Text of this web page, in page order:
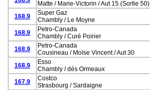
Matte / Marie-Victorin / Aut 15 (Sortie 50)
168.9
Super Gaz
Chambly / Le Moyne
168.9
Petro-Canada
Chambly / Curé Poirier
168.9
Petro-Canada
Cousineau / Moïse Vincent / Aut 30
168.9
Esso
Chambly / dés Ormeaux
167.9
Costco
Strasbourg / Sardaigne